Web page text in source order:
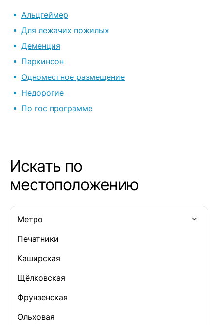
огромное!
Альцгеймер
Для лежачих пожилых
Деменция
Паркинсон
Одноместное размещение
Недорогие
По гос программе
Искать по
местоположению
Метро
Печатники
Каширская
Щёлковская
Фрунзенская
Ольховая